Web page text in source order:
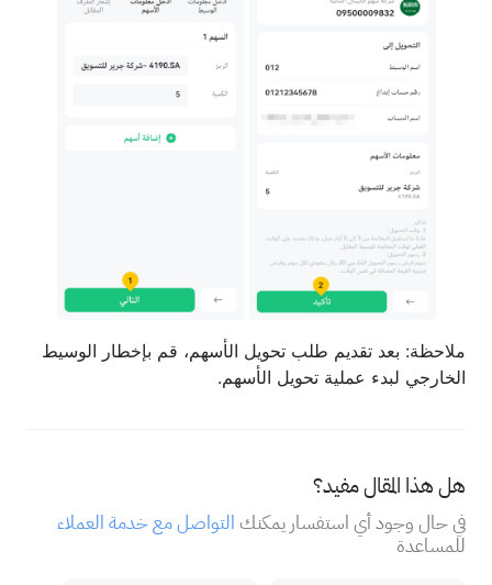
ملاحظة: بعد تقديم طلب تحويل الأسهم، قم بإخطار الوسيط
الخارجي لبدء عملية تحويل الأسهم.
هل هذا المقال مفيد؟
في حال وجود أي استفسار يمكنك التواصل مع خدمة العملاء
للمساعدة